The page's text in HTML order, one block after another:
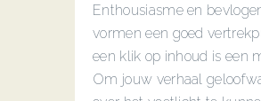
Enthousiasme en
vormen een goed
een klik op inhoud is een
Om jouw verhaal